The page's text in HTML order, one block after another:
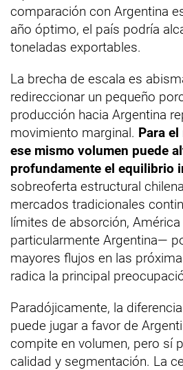
comparación con Argentina
año óptimo, el país podría
toneladas exportables.
La brecha de escala es
redireccionar un pequeño
producción hacia Argentina
movimiento marginal. Para
ese mismo volumen puede
profundamente el equilibrio
sobreoferta estructural
mercados tradicionales
límites de absorción,
particularmente Argentina—
mayores flujos en las
radica la principal
Paradójicamente, la
puede jugar a favor de
compite en volumen, pero sí
calidad y segmentación. La